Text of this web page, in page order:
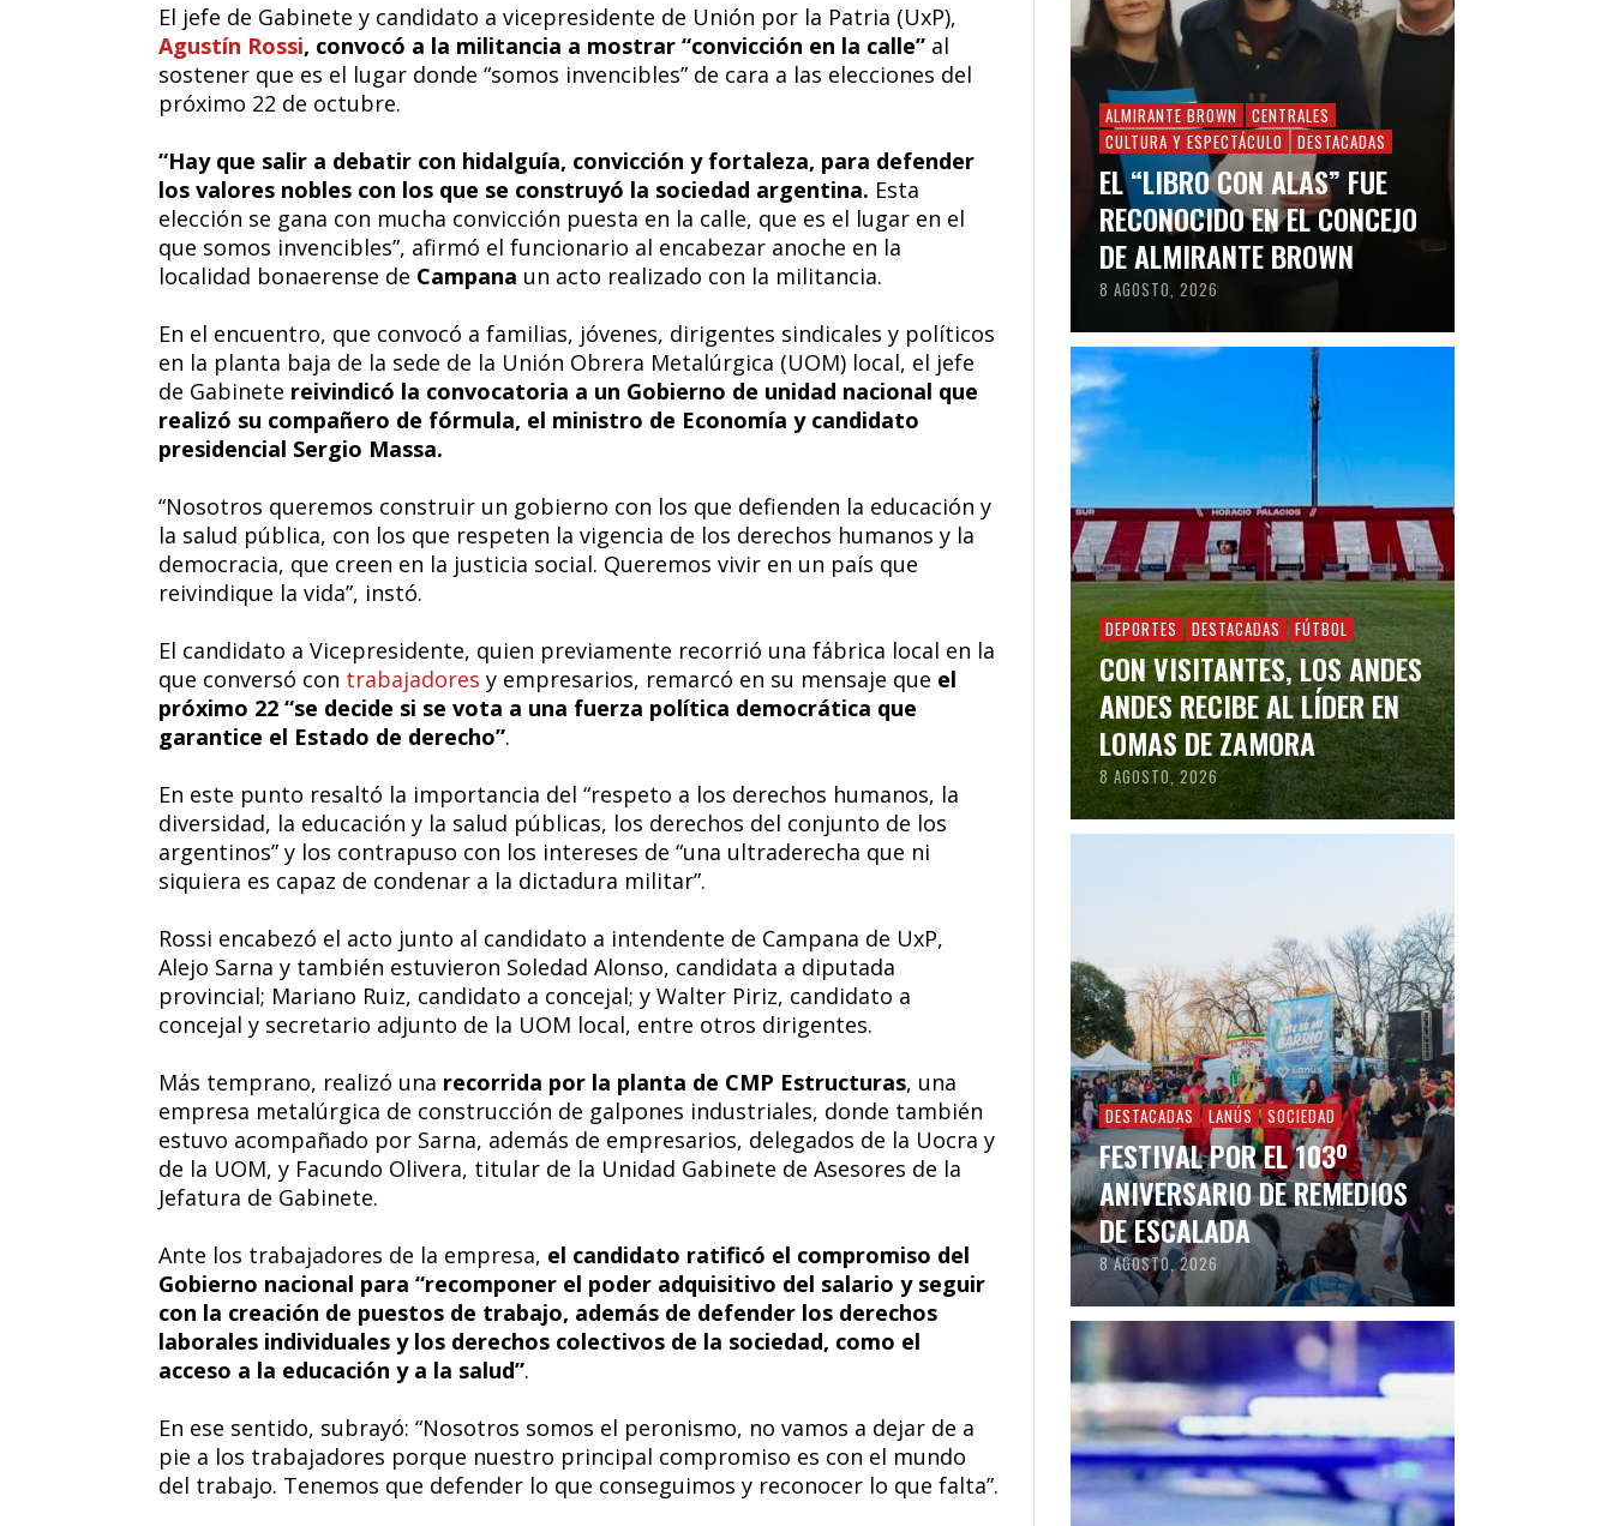
El jefe de Gabinete y candidato a vicepresidente de Unión por la Patria (UxP),
Agustín Rossi, convocó a la militancia a mostrar “convicción en la calle” al
sostener que es el lugar donde “somos invencibles” de cara a las elecciones del
próximo 22 de octubre.
“Hay que salir a debatir con hidalguía, convicción y fortaleza, para defender
los valores nobles con los que se construyó la sociedad argentina. Esta
elección se gana con mucha convicción puesta en la calle, que es el lugar en el
que somos invencibles”, afirmó el funcionario al encabezar anoche en la
localidad bonaerense de Campana un acto realizado con la militancia.
En el encuentro, que convocó a familias, jóvenes, dirigentes sindicales y políticos
en la planta baja de la sede de la Unión Obrera Metalúrgica (UOM) local, el jefe
de Gabinete reivindicó la convocatoria a un Gobierno de unidad nacional que
realizó su compañero de fórmula, el ministro de Economía y candidato
presidencial Sergio Massa.
“Nosotros queremos construir un gobierno con los que defienden la educación y
la salud pública, con los que respeten la vigencia de los derechos humanos y la
democracia, que creen en la justicia social. Queremos vivir en un país que
reivindique la vida”, instó.
El candidato a Vicepresidente, quien previamente recorrió una fábrica local en la
que conversó con trabajadores y empresarios, remarcó en su mensaje que el
próximo 22 “se decide si se vota a una fuerza política democrática que
garantice el Estado de derecho”.
En este punto resaltó la importancia del “respeto a los derechos humanos, la
diversidad, la educación y la salud públicas, los derechos del conjunto de los
argentinos” y los contrapuso con los intereses de “una ultraderecha que ni
siquiera es capaz de condenar a la dictadura militar”.
Rossi encabezó el acto junto al candidato a intendente de Campana de UxP,
Alejo Sarna y también estuvieron Soledad Alonso, candidata a diputada
provincial; Mariano Ruiz, candidato a concejal; y Walter Piriz, candidato a
concejal y secretario adjunto de la UOM local, entre otros dirigentes.
Más temprano, realizó una recorrida por la planta de CMP Estructuras, una
empresa metalúrgica de construcción de galpones industriales, donde también
estuvo acompañado por Sarna, además de empresarios, delegados de la Uocra y
de la UOM, y Facundo Olivera, titular de la Unidad Gabinete de Asesores de la
Jefatura de Gabinete.
Ante los trabajadores de la empresa, el candidato ratificó el compromiso del
Gobierno nacional para “recomponer el poder adquisitivo del salario y seguir
con la creación de puestos de trabajo, además de defender los derechos
laborales individuales y los derechos colectivos de la sociedad, como el
acceso a la educación y a la salud”.
En ese sentido, subrayó: “Nosotros somos el peronismo, no vamos a dejar de a
pie a los trabajadores porque nuestro principal compromiso es con el mundo
del trabajo. Tenemos que defender lo que conseguimos y reconocer lo que falta”.
ALMIRANTE BROWN
CENTRALES
CULTURA Y ESPECTÁCULO
DESTACADAS
EL “LIBRO CON ALAS” FUE
RECONOCIDO EN EL CONCEJO
DE ALMIRANTE BROWN
8 AGOSTO, 2026
DEPORTES DESTACADAS FÚTBOL
CON VISITANTES, LOS ANDES
ANDES RECIBE AL LÍDER EN
LOMAS DE ZAMORA
8 AGOSTO, 2026
DESTACADAS LANÚS SOCIEDAD
FESTIVAL POR EL 103º
ANIVERSARIO DE REMEDIOS
DE ESCALADA
8 AGOSTO, 2026